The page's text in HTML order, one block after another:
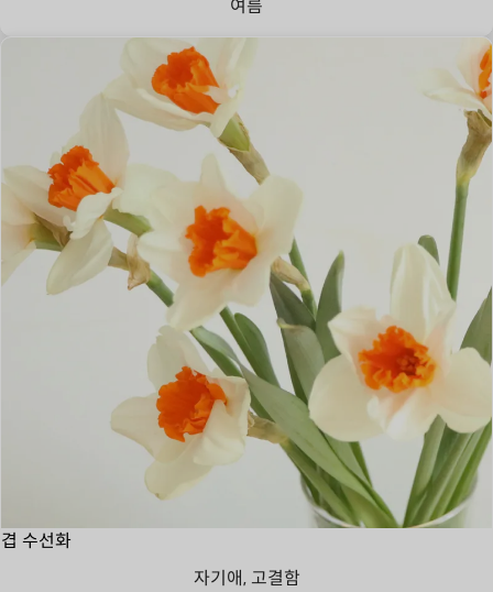
여름
겹 수선화
자기애, 고결함